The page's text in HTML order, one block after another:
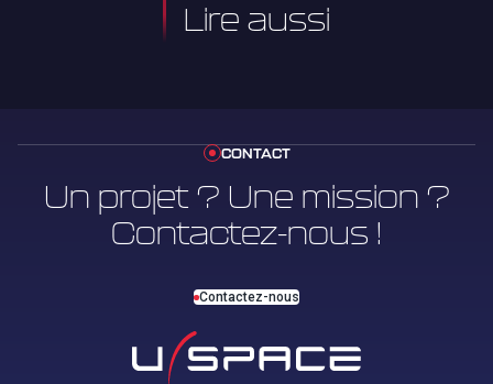
Lire aussi
CONTACT
Un projet ? Une mission ?
Contactez-nous !
Contactez-nous